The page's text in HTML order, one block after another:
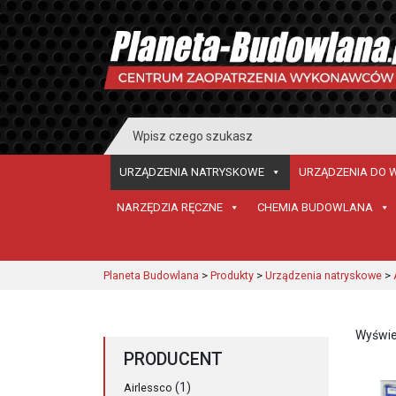
Search
for:
URZĄDZENIA NATRYSKOWE URZĄDZENIA DO
NARZĘDZIA RĘCZNE CHEMIA BUDOWLANA
Planeta Budowlana > Produkty > Urządzenia natryskowe >
PRODUCENT
Airlessco (1)